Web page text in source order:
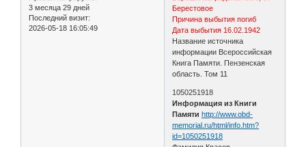
3 месяца 29 дней
Последний визит:
2026-05-18 16:05:49
Берестовое
Причина выбытия погиб
Дата выбытия 16.02.1942
Название источника
информации Всероссийская
Книга Памяти. Пензенская
область. Том 11
1050251918
Информация из Книги
Памяти http://www.obd-
memorial.ru/html/info.htm?
id=1050251918